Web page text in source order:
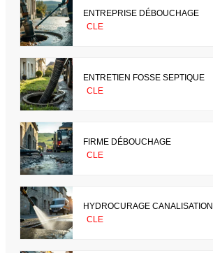
ENTREPRISE DÉBOUCHAGE
CLE
ENTRETIEN FOSSE SEPTIQUE
CLE
FIRME DÉBOUCHAGE
CLE
HYDROCURAGE CANALISATION
CLE